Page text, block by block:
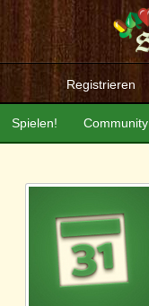
Registrieren
Community
Spielen!